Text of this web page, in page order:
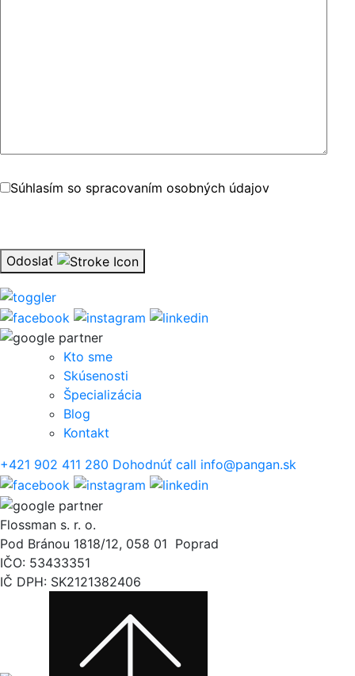
Súhlasím so spracovaním osobných údajov
Odoslať
Kto sme
Skúsenosti
Špecializácia
Blog
Kontakt
+421 902 411 280 Dohodnúť call info@pangan.sk
Flossman s. r. o.
Pod Bránou 1818/12, 058 01 Poprad
IČO: 53433351
IČ DPH: SK2121382406